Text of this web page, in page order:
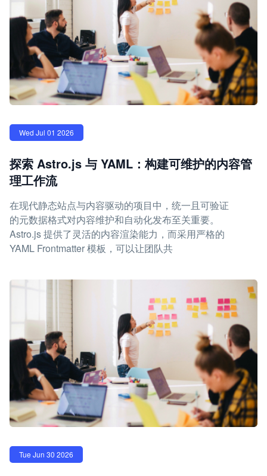
Wed Jul 01 2026
探索 Astro.js 与 YAML：构建可维护的内容管
理工作流
在现代静态站点与内容驱动的项目中，统一且可验证
的元数据格式对内容维护和自动化发布至关重要。
Astro.js 提供了灵活的内容渲染能力，而采用严格的
YAML Frontmatter 模板，可以让团队共
Tue Jun 30 2026